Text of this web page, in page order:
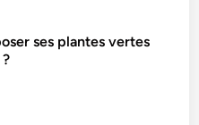
ses plantes vertes